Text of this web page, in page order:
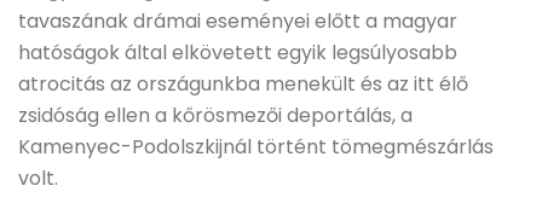
tavaszának drámai eseményei előtt a magyar
hatóságok által elkövetett egyik legsúlyosabb
atrocitás az országunkba menekült és az itt élő
zsidóság ellen a kőrösmezői deportálás, a
Kamenyec-Podolszkijnál történt tömegmészárlás
volt.